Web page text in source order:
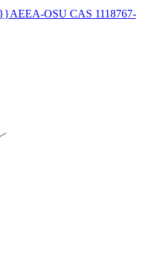
OSU CAS 1118767-